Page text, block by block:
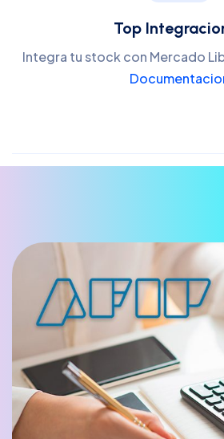
Top
Integra tu stock con Mercado